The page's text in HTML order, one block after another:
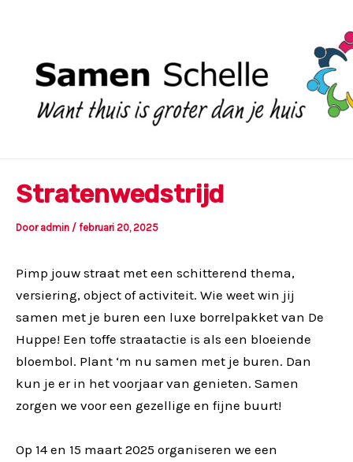
inhoud
Stratenwedstrijd
Door admin / februari 20, 2025
Pimp jouw straat met een schitterend thema,
versiering, object of activiteit. Wie weet win jij
samen met je buren een luxe borrelpakket van De
Huppe! Een toffe straatactie is als een bloeiende
bloembol. Plant ‘m nu samen met je buren. Dan
kun je er in het voorjaar van genieten. Samen
zorgen we voor een gezellige en fijne buurt!
Op 14 en 15 maart 2025 organiseren we een